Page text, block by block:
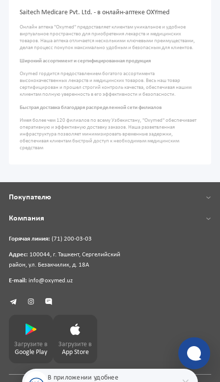
Saitech Medicare Pvt. Ltd. - в онлайн-аптеке OXYmed
Онлайн аптека "Oxymed" предоставляет клиентам уникальное и удобное
виртуальное пространство для приобретения лекарств и медицинских
товаров. Наша аптека отличается несколькими ключевыми преимуществами,
делая процесс покупок максимально удобным и безопасным для клиентов.
Широкий ассортимент и сертифицированная продукция
Oxymed гордится предоставлением богатого ассортимента
высококачественных лекарств и медицинских товаров. Весь наш товар
сертифицирован и прошел строгий контроль качества, обеспечивая нашим
клиентам полную уверенность в его эффективности и безопасности.
Быстрая доставка благодаря распределенной сети филиалов
Имея более чем 120 филиалов по всему Узбекистану, "Oxymed" обеспечивает
оперативную и эффективную доставку заказов. Наша разветвленная
инфраструктура позволяет минимизировать временные задержки,
обеспечивая клиентам быстрый доступ к необходимым медицинским
средствам
В приложении удобнее
Горячая линия: (71) 200-03-03
Адрес: 100044, г. Ташкент, Сергелийский
район, ул. Безакчилик, д. 18А
E-mail: info@oxymed.uz
Покупателю
Компания
Загрузите в
Google Play
Загрузите в
App Store